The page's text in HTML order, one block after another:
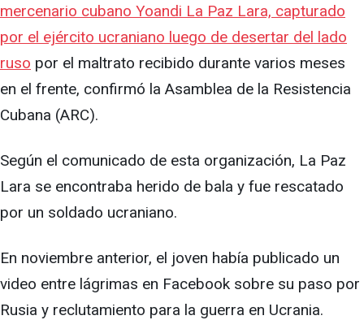
mercenario cubano Yoandi La Paz Lara, capturado
por el ejército ucraniano luego de desertar del lado
ruso por el maltrato recibido durante varios meses
en el frente, confirmó la Asamblea de la Resistencia
Cubana (ARC).
Según el comunicado de esta organización, La Paz
Lara se encontraba herido de bala y fue rescatado
por un soldado ucraniano.
En noviembre anterior, el joven había publicado un
video entre lágrimas en Facebook sobre su paso por
Rusia y reclutamiento para la guerra en Ucrania.